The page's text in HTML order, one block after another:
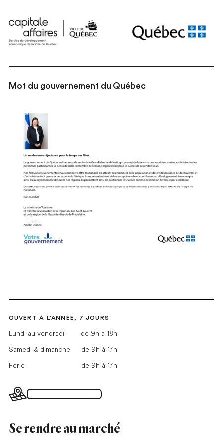
Mot du gouvernement du Québec
OUVERT À L'ANNÉE, 7 JOURS
Lundi au vendredi
de 9h à 18h
Samedi & dimanche
de 9h à 17h
Férié
de 9h à 17h
Plan du Grand Marché
Se rendre au marché